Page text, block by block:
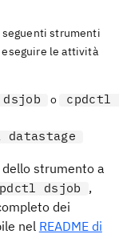
strumenti
le attività
o
cpdctl
strumento a
dsjob
,
dei
nel README di